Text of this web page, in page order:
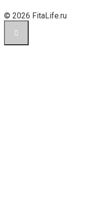
© 2026 FitaLife.ru